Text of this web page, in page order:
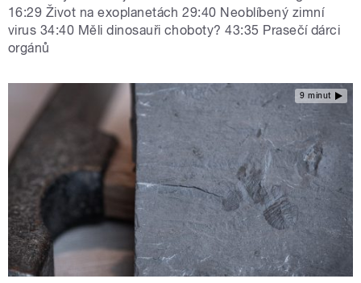
16:29 Život na exoplanetách 29:40 Neoblíbený zimní
virus 34:40 Měli dinosauři choboty? 43:35 Prasečí dárci
orgánů
9 minut